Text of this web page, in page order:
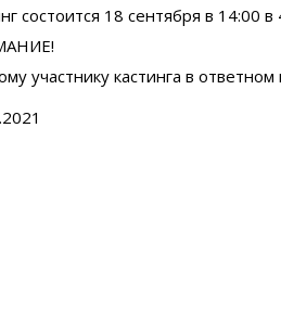
состоится 18 сентября в 14:00
участнику кастинга в